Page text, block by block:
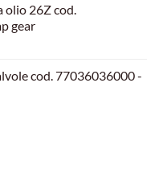
olio 26Z cod.
gear
cod. 77036036000 -